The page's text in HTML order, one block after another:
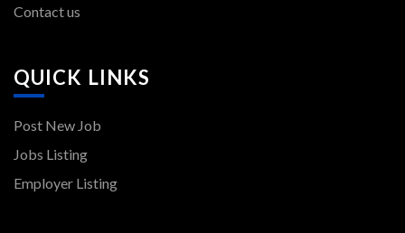
Contact us
QUICK LINKS
Post New Job
Jobs Listing
Employer Listing